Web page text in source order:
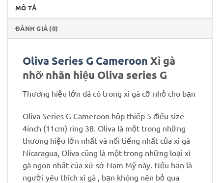
MÔ TẢ
ĐÁNH GIÁ (0)
Oliva Series G Cameroon Xì gà
nhỡ nhãn hiệu Oliva series G
Thương hiệu lớn đã có trong xì gà cỡ nhỏ cho bạn
Oliva Series G Cameroon hộp thiếp 5 điếu size
4inch (11cm) ring 38. Oliva là một trong những
thương hiệu lớn nhất và nổi tiếng nhất của xì gà
Nicaragua, Oliva cũng là một trong những loại xì
gà ngon nhất của xứ sở Nam Mỹ này. Nếu bạn là
người yêu thích xì gà , bạn không nên bỏ qua